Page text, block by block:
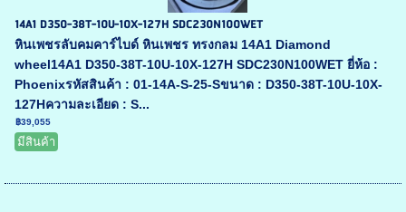
14A1 D350-38T-10U-10X-127H SDC230N100WET
หินเพชรลับคมคาร์ไบด์ หินเพชร ทรงกลม 14A1 Diamond
wheel14A1 D350-38T-10U-10X-127H SDC230N100WET ยี่ห้อ :
Phoenixรหัสสินค้า : 01-14A-S-25-Sขนาด : D350-38T-10U-10X-
127Hความละเอียด : S...
฿39,055
มีสินค้า